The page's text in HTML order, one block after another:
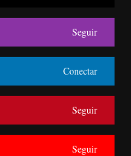
Seguir
Conectar
Seguir
Seguir